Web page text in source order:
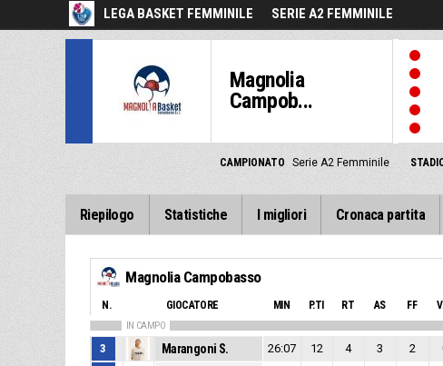
LEGA BASKET FEMMINILE SERIE A2 FEMMINILE
Magnolia
Campob...
CAMPIONATO Serie A2 Femminile
Riepilogo Statistiche I migliori Cronaca partita
Magnolia Campobasso
N. GIOCATORE MIN P.TI RT AS FF
IN CAMPO
3 Marangoni S. 26:07 12 4 3 2